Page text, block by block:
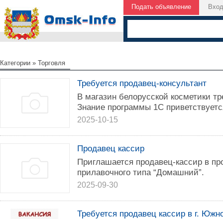
Подать объявление Вход
Категории » Торговля
Требуется продавец-консультант
В магазин белорусской косметики
Знание программы 1С
2025-10-15
Продавец кассир
Приглашается продавец-кассир в
прилавочного типа “Домашний”.
2025-09-30
Требуется продавец кассир в г.